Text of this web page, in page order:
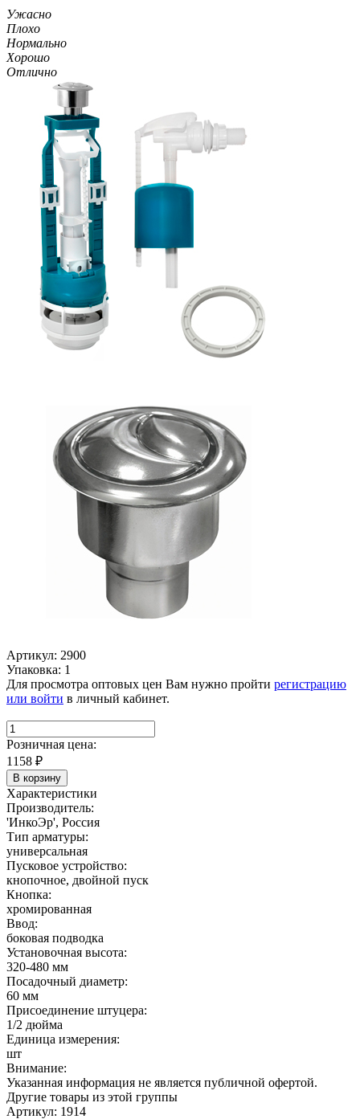
Ужасно
Плохо
Нормально
Хорошо
Отлично
Артикул: 2900
Упаковка: 1
Для просмотра оптовых цен Вам нужно пройти регистрацию
или войти в личный кабинет.
Розничная цена:
1158 ₽
В корзину
Характеристики
Производитель:
'ИнкоЭр', Россия
Тип арматуры:
универсальная
Пусковое устройство:
кнопочное, двойной пуск
Кнопка:
хромированная
Ввод:
боковая подводка
Установочная высота:
320-480 мм
Посадочный диаметр:
60 мм
Присоединение штуцера:
1/2 дюйма
Единица измерения:
шт
Внимание:
Указанная информация не является публичной офертой.
Другие товары из этой группы
Артикул: 1914